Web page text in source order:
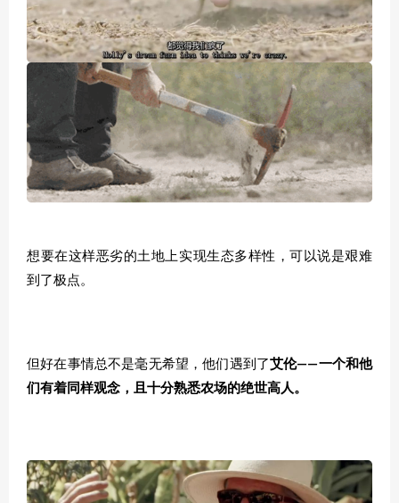
想要在这样恶劣的土地上实现生态多样性，可以说是艰难
到了极点。
但好在事情总不是毫无希望，他们遇到了艾伦——一个和他
们有着同样观念，且十分熟悉农场的绝世高人。